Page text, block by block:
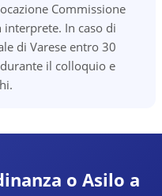
Commissione
In caso di
di Varese entro 30
il colloquio e
o Asilo a